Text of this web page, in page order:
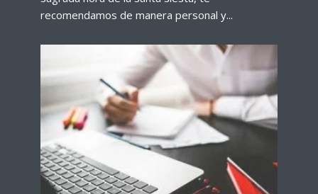
recomendamos de manera personal y...